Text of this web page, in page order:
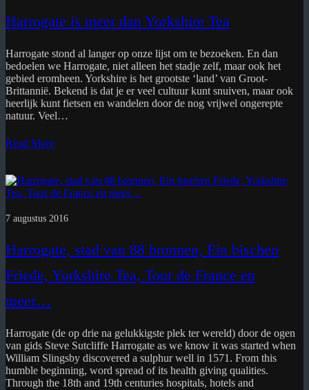
Harrogate is meer dan Yorkshire Tea
Harrogate stond al langer op onze lijst om te bezoeken. En dan
bedoelen we Harrogate, niet alleen het stadje zelf, maar ook het
gebied eromheen. Yorkshire is het grootste ‘land’ van Groot-
Brittannië. Bekend is dat je er veel cultuur kunt snuiven, maar ook
heerlijk kunt fietsen en wandelen door de nog vrijwel ongerepte
natuur. Veel…
Read More
7 augustus 2016
Harrogate, stad van 88 bronnen, Ein bischen
Friede, Yorkshire Tea, Tour de France en
meer…
Harrogate (de op drie na gelukkigste plek ter wereld) door de ogen
van gids Steve Sutcliffe Harrogate as we know it was started when
William Slingsby discovered a sulphur well in 1571. From this
humble beginning, word spread of its health giving qualities.
Through the 18th and 19th centuries hospitals, hotels and